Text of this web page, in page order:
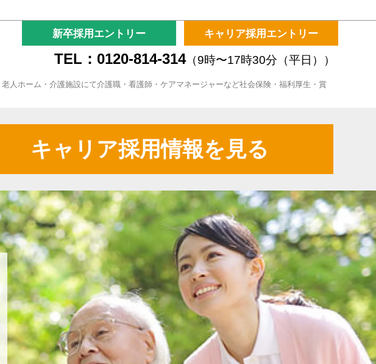
新卒採用エントリー キャリア採用エントリー
TEL：0120-814-314（9時〜17時30分（平日））
人ホーム・介護施設にて介護職・看護師・ケアマネージャーなど社会保険・福利厚生・賞
キャリア採用情報を見る